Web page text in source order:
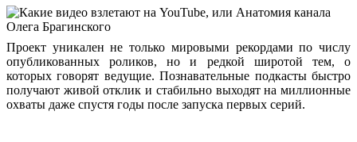
Проект уникален не только мировыми рекордами по числу
опубликованных роликов, но и редкой широтой тем, о
которых говорят ведущие. Познавательные подкасты быстро
получают живой отклик и стабильно выходят на миллионные
охваты даже спустя годы после запуска первых серий.